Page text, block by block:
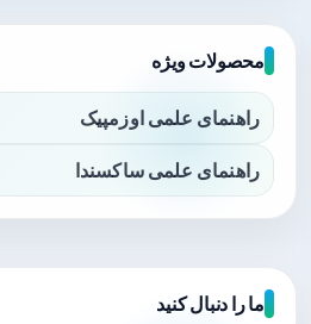
محصولات ویژه
راهنمای علمی اوزمپیک
راهنمای علمی ساکسندا
ما را دنبال کنید